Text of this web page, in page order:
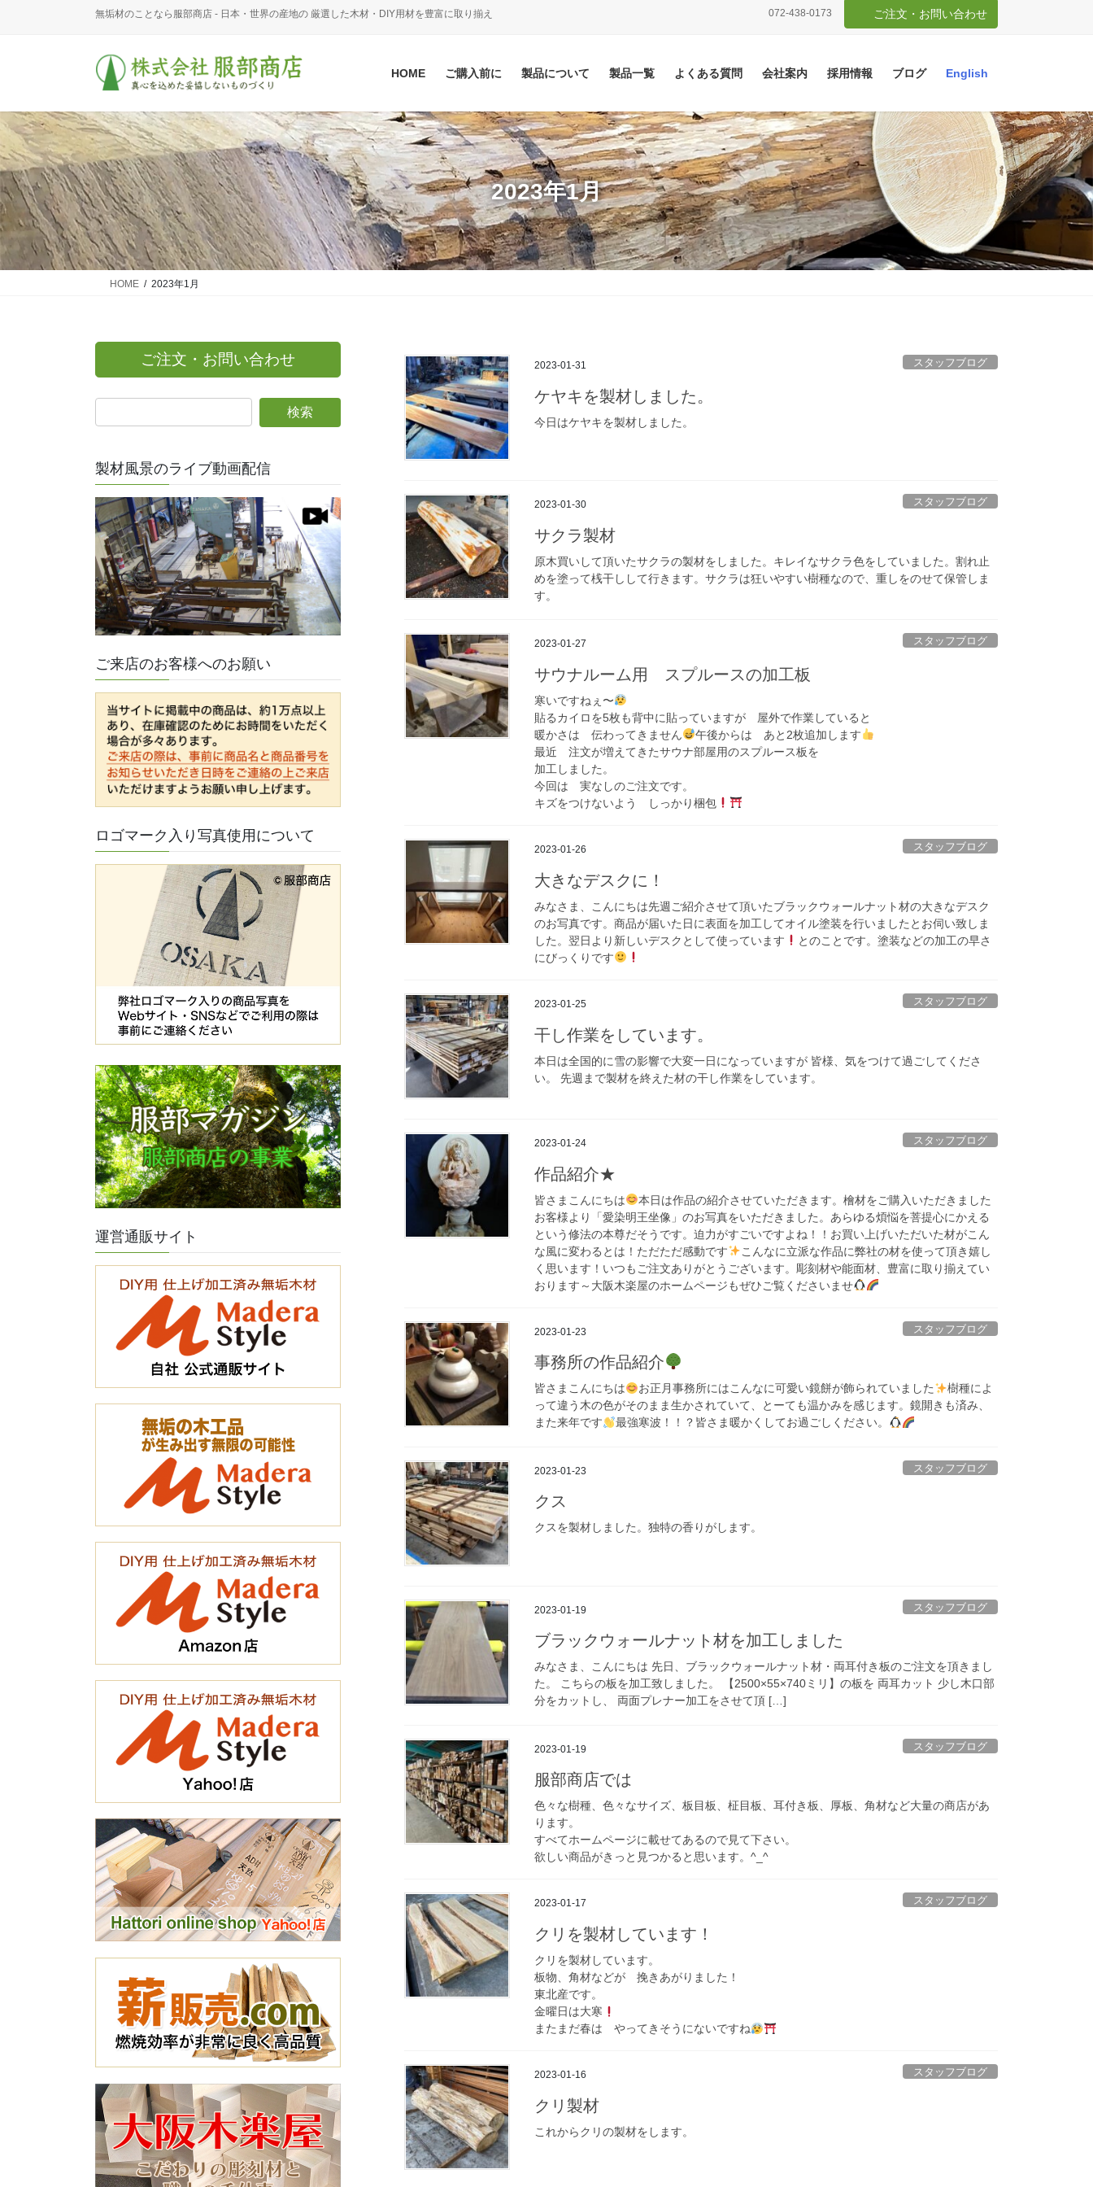
移
動
ン
に
移
動
無垢材のことなら服部商店 - 日本・世界の産地の 厳選した木材・DIY用材を豊富に取り揃え 072-438-0173 ご注文・お問い合わせ
HOME ご購入前に 製品について 製品一覧 よくある質問 会社案内 採用情報 ブログ English
2023年1月
HOME 2023年1月
2023-01-31 スタッフブログ
ケヤキを製材しました。
今日はケヤキを製材しました。
2023-01-30 スタッフブログ
サクラ製材
原木買いして頂いたサクラの製材をしました。キレイなサクラ色をしていました。割れ止
めを塗って桟干しして行きます。サクラは狂いやすい樹種なので、重しをのせて保管しま
す。
2023-01-27 スタッフブログ
サウナルーム用 スプルースの加工板
寒いですねぇ〜
貼るカイロを5枚も背中に貼っていますが 屋外で作業していると
暖かさは 伝わってきません
午後からは あと2枚追加します
最近 注文が増えてきたサウナ部屋用のスプルース板を
加工しました。
今回は 実なしのご注文です。
キズをつけないよう しっかり梱包
2023-01-26 スタッフブログ
大きなデスクに！
みなさま、こんにちは先週ご紹介させて頂いたブラックウォールナット材の大きなデスク
のお写真です。商品が届いた日に表面を加工してオイル塗装を行いましたとお伺い致しま
した。翌日より新しいデスクとして使っています
とのことです。塗装などの加工の早さ
にびっくりです
2023-01-25 スタッフブログ
干し作業をしています。
本日は全国的に雪の影響で大変一日になっていますが 皆様、気をつけて過ごしてくださ
い。 先週まで製材を終えた材の干し作業をしています。
2023-01-24 スタッフブログ
作品紹介★
皆さまこんにちは
本日は作品の紹介させていただきます。檜材をご購入いただきました
お客様より「愛染明王坐像」のお写真をいただきました。あらゆる煩悩を菩提心にかえる
という修法の本尊だそうです。迫力がすごいですよね！！お買い上げいただいた材がこん
な風に変わるとは！ただただ感動です
こんなに立派な作品に弊社の材を使って頂き嬉し
く思います！いつもご注文ありがとうございます。彫刻材や能面材、豊富に取り揃えてい
おります～大阪木楽屋のホームページもぜひご覧くださいませ
2023-01-23 スタッフブログ
事務所の作品紹介
皆さまこんにちは お正月事務所にはこんなに可愛い鏡餅が飾られていました
樹種によ
って違う木の色がそのまま生かされていて、とーても温かみを感じます。鏡開きも済み、
また来年です
最強寒波！！？皆さま暖かくしてお過ごしください。
2023-01-23 スタッフブログ
クス
クスを製材しました。独特の香りがします。
2023-01-19 スタッフブログ
ブラックウォールナット材を加工しました
みなさま、こんにちは 先日、ブラックウォールナット材・両耳付き板のご注文を頂きまし
た。 こちらの板を加工致しました。 【2500×55×740ミリ】の板を 両耳カット 少し木口部
分をカットし、 両面プレナー加工をさせて頂 […]
2023-01-19 スタッフブログ
服部商店では
色々な樹種、色々なサイズ、板目板、柾目板、耳付き板、厚板、角材など大量の商店があ
ります。
すべてホームページに載せてあるので見て下さい。
欲しい商品がきっと見つかると思います。^_^
2023-01-17 スタッフブログ
クリを製材しています！
クリを製材しています。
板物、角材などが 挽きあがりました！
東北産です。
金曜日は大寒
またまだ春は やってきそうにないですね
2023-01-16 スタッフブログ
クリ製材
これからクリの製材をします。
ご注文・お問い合わせ
製材風景のライブ動画配信
ご来店のお客様へのお願い
ロゴマーク入り写真使用について
運営通販サイト